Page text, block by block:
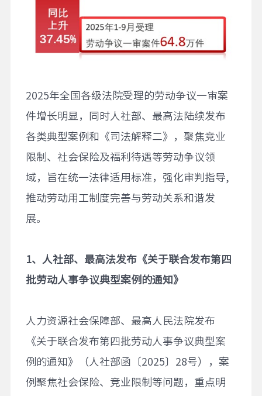
2025年全国各级法院受理的劳动争议一审案
件增长明显，同时人社部、最高法陆续发布
各类典型案例和《司法解释二》，聚焦竞业
限制、社会保险及福利待遇等劳动争议领
域，旨在统一法律适用标准，强化审判指导,
推动劳动用工制度完善与劳动关系和谐发
展。
1 、人社部、最高法发布 《关于联合发布第四
批劳动人事争议典型案例的通知》
人力资源社会保障部、最高人民法院发布
《关于联合发布第四批劳动人事争议典型案
例的通知》（人社部函〔2025〕28号），案
例聚焦社会保险、竞业限制等问题，重点明